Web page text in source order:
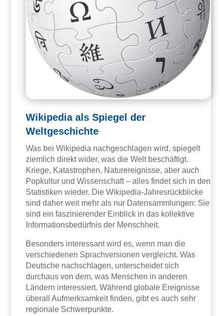
Wikipedia als Spiegel der
Weltgeschichte
Was bei Wikipedia nachgeschlagen wird, spiegelt
ziemlich direkt wider, was die Welt beschäftigt.
Kriege, Katastrophen, Naturereignisse, aber auch
Popkultur und Wissenschaft – alles findet sich in den
Statistiken wieder. Die Wikipedia-Jahresrückblicke
sind daher weit mehr als nur Datensammlungen: Sie
sind ein faszinierender Einblick in das kollektive
Informationsbedürfnis der Menschheit.
Besonders interessant wird es, wenn man die
verschiedenen Sprachversionen vergleicht. Was
Deutsche nachschlagen, unterscheidet sich
durchaus von dem, was Menschen in anderen
Ländern interessiert. Während globale Ereignisse
überall Aufmerksamkeit finden, gibt es auch sehr
regionale Schwerpunkte.